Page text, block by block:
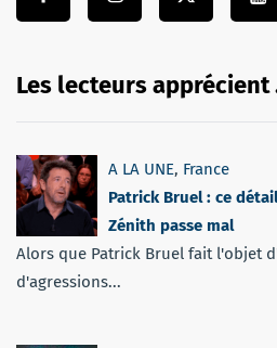
Les lecteurs apprécient
A LA UNE, France
Patrick Bruel : ce
Zénith passe mal
Alors que Patrick Bruel fait l'objet
d'agressions...